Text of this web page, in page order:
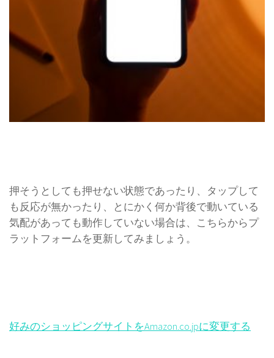
押そうとしても押せない状態であったり、タップして
も反応が無かったり、とにかく何か背後で動いている
気配があっても動作していない場合は、こちらからプ
ラットフォームを更新してみましょう。
好みのショッピングサイトをAmazon.co.jpに変更する